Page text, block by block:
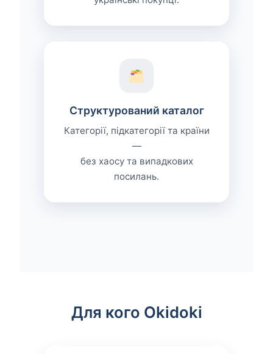
Структурований каталог
Категорії, підкатегорії та країни
—
без хаосу та випадкових
посилань.
Для кого Okidoki